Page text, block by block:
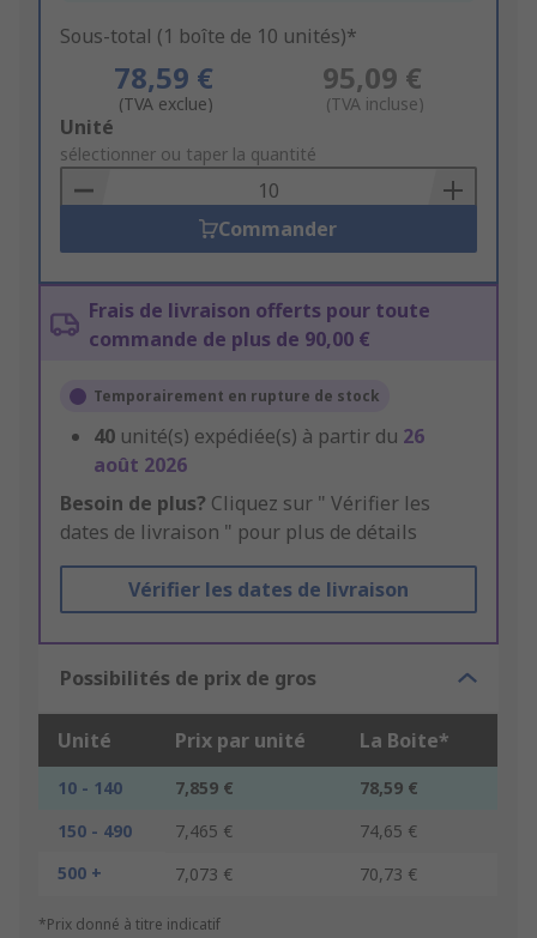
Sous-total (1 boîte de 10 unités)*
78,59 €
(TVA exclue)
95,09 €
(TVA incluse)
Add
to
Basket
Unité
sélectionner ou taper la quantité
Commander
Frais de livraison offerts pour toute
commande de plus de 90,00 €
Temporairement en rupture de stock
40 unité(s) expédiée(s) à partir du 26
août 2026
Besoin de plus? Cliquez sur " Vérifier les
dates de livraison " pour plus de détails
Vérifier les dates de livraison
Possibilités de prix de gros
Unité Prix par unité La Boite*
10 - 140 7,859 €
78,59 €
150 - 490
7,465 €
74,65 €
500 +
7,073 € 70,73 €
*Prix donné à titre indicatif